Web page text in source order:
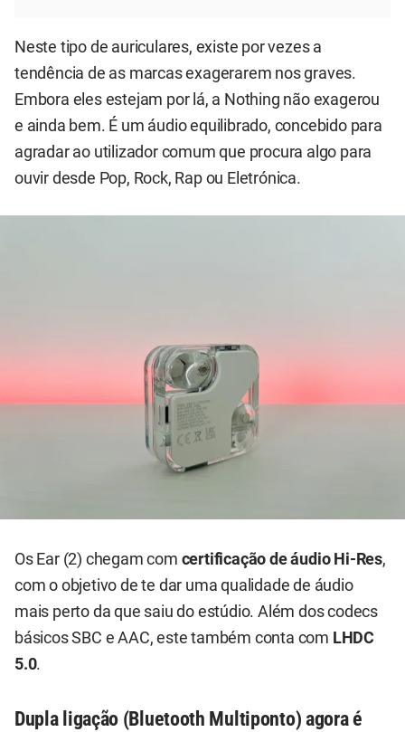
Neste tipo de auriculares, existe por vezes a
tendência de as marcas exagerarem nos graves.
Embora eles estejam por lá, a Nothing não exagerou
e ainda bem. É um áudio equilibrado, concebido para
agradar ao utilizador comum que procura algo para
ouvir desde Pop, Rock, Rap ou Eletrónica.
Os Ear (2) chegam com certificação de áudio Hi-Res,
com o objetivo de te dar uma qualidade de áudio
mais perto da que saiu do estúdio. Além dos codecs
básicos SBC e AAC, este também conta com LHDC
5.0.
Dupla ligação (Bluetooth Multiponto) agora é